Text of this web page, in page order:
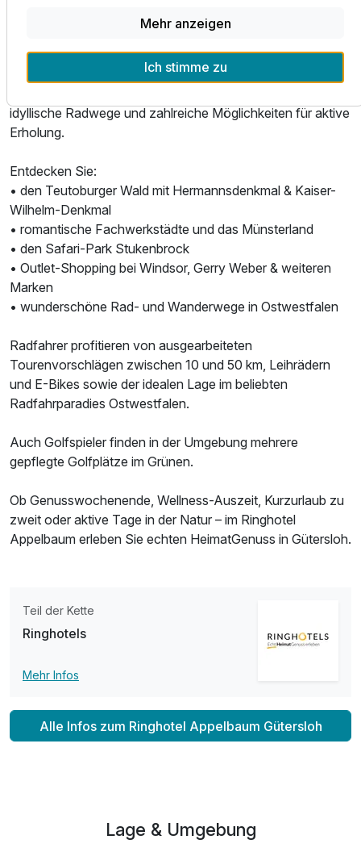
Kurzurlaub zwischen Genuss, Natur & Erlebnis
Das Ringhotel Appelbaum ist der ideale Ausgangspunkt für
Ausflüge in die Region Ostwestfalen-Lippe. Direkt vor der
idyllische Radwege und zahlreiche Möglichkeiten für aktive
Erholung.
Entdecken Sie:
• den Teutoburger Wald mit Hermannsdenkmal & Kaiser-
Wilhelm-Denkmal
• romantische Fachwerkstädte und das Münsterland
• den Safari-Park Stukenbrock
• Outlet-Shopping bei Windsor, Gerry Weber & weiteren
Marken
• wunderschöne Rad- und Wanderwege in Ostwestfalen
Radfahrer profitieren von ausgearbeiteten
Tourenvorschlägen zwischen 10 und 50 km, Leihrädern
und E-Bikes sowie der idealen Lage im beliebten
Radfahrparadies Ostwestfalen.
Auch Golfspieler finden in der Umgebung mehrere
gepflegte Golfplätze im Grünen.
Ob Genusswochenende, Wellness-Auszeit, Kurzurlaub zu
zweit oder aktive Tage in der Natur – im Ringhotel
Appelbaum erleben Sie echten HeimatGenuss in Gütersloh.
Teil der Kette
Ringhotels
Mehr Infos
Alle Infos zum Ringhotel Appelbaum Gütersloh
Lage & Umgebung
Mehr anzeigen
Ich stimme zu